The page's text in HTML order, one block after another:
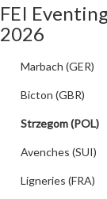
FEI
2026
Marbach (GER)
Bicton (GBR)
Strzegom (POL)
Avenches (SUI)
Ligneries (FRA)